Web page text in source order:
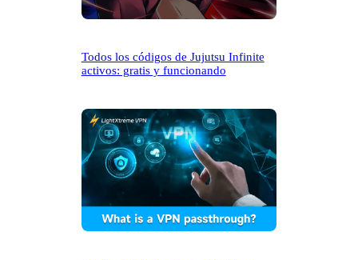
Todos los códigos de Jujutsu Infinite
activos: gratis y funcionando